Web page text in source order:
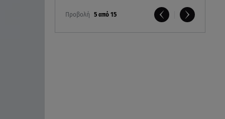
Προβολή 5 από 15